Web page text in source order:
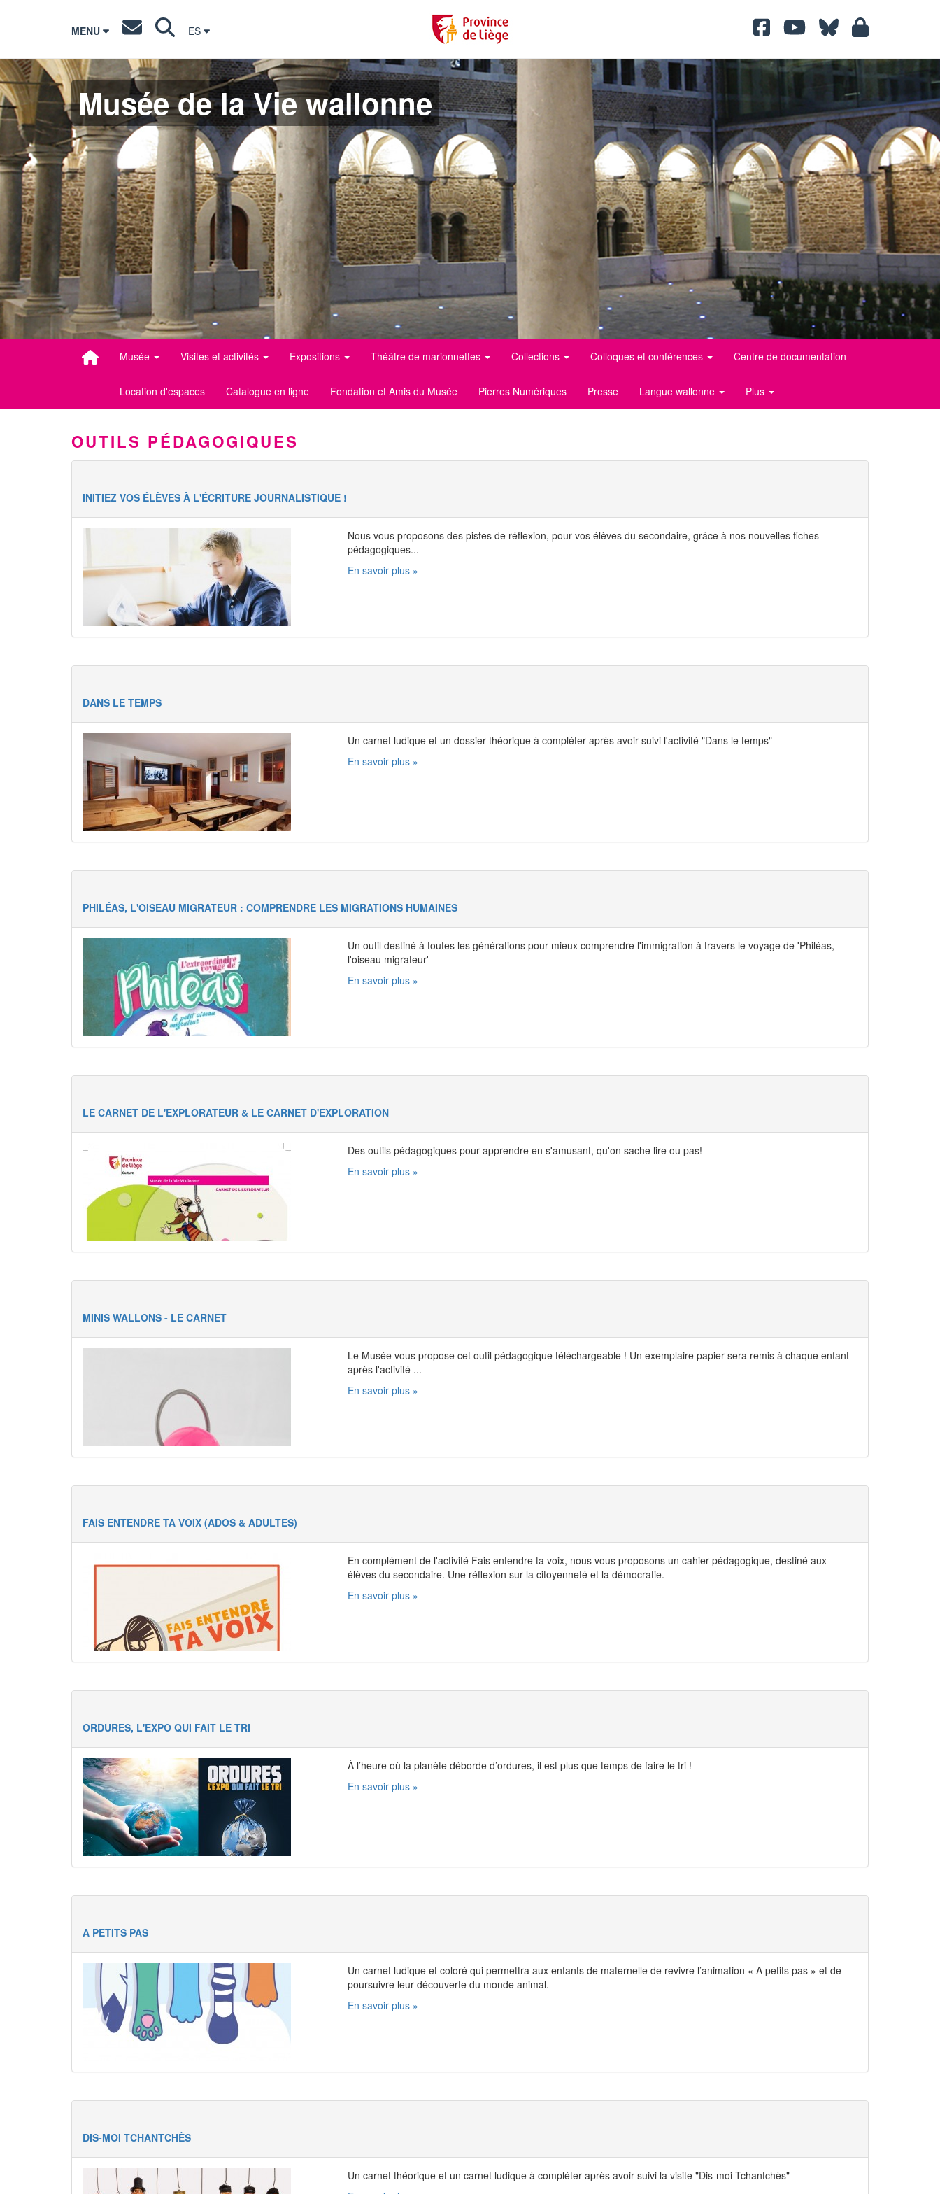
MENU ES
Musée de la Vie wallonne
Musée Visites et activités Expositions Théâtre de marionnettes Collections Colloques et conférences Centre de documentation
Location d'espaces Catalogue en ligne Fondation et Amis du Musée Pierres Numériques Presse Langue wallonne Plus
OUTILS PÉDAGOGIQUES
INITIEZ VOS ÉLÈVES À L'ÉCRITURE JOURNALISTIQUE !
Nous vous proposons des pistes de réflexion, pour vos élèves du secondaire, grâce à nos nouvelles fiches
pédagogiques...
En savoir plus »
DANS LE TEMPS
Un carnet ludique et un dossier théorique à compléter après avoir suivi l'activité "Dans le temps"
En savoir plus »
PHILÉAS, L'OISEAU MIGRATEUR : COMPRENDRE LES MIGRATIONS HUMAINES
Un outil destiné à toutes les générations pour mieux comprendre l'immigration à travers le voyage de 'Philéas,
l'oiseau migrateur'
En savoir plus »
LE CARNET DE L'EXPLORATEUR & LE CARNET D'EXPLORATION
Des outils pédagogiques pour apprendre en s'amusant, qu'on sache lire ou pas!
En savoir plus »
MINIS WALLONS - LE CARNET
Le Musée vous propose cet outil pédagogique téléchargeable ! Un exemplaire papier sera remis à chaque enfant
après l'activité ...
En savoir plus »
FAIS ENTENDRE TA VOIX (ADOS & ADULTES)
En complément de l'activité Fais entendre ta voix, nous vous proposons un cahier pédagogique, destiné aux
élèves du secondaire. Une réflexion sur la citoyenneté et la démocratie.
En savoir plus »
ORDURES, L'EXPO QUI FAIT LE TRI
À l’heure où la planète déborde d’ordures, il est plus que temps de faire le tri !
En savoir plus »
A PETITS PAS
Un carnet ludique et coloré qui permettra aux enfants de maternelle de revivre l’animation « A petits pas » et de
poursuivre leur découverte du monde animal.
En savoir plus »
DIS-MOI TCHANTCHÈS
Un carnet théorique et un carnet ludique à compléter après avoir suivi la visite "Dis-moi Tchantchès"